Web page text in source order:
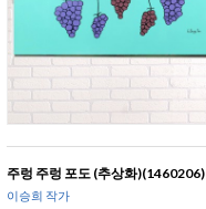
주렁 주렁 포도 (추상화)(1460206)
이승희 작가